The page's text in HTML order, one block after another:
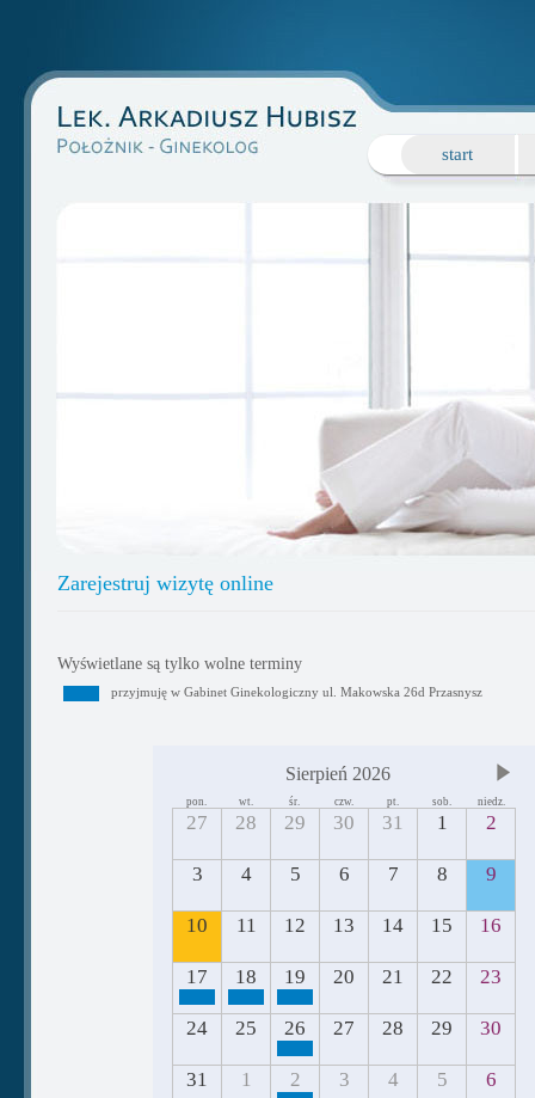
start
Zarejestruj wizytę online
Wyświetlane są tylko wolne terminy
przyjmuję w Gabinet Ginekologiczny ul. Makowska 26d Przasnysz
Sierpień 2026
pon. wt. śr. czw. pt. sob. niedz.
27 28 29 30 31 1 2
3 4 5 6 7 8 9
10 11 12 13 14 15 16
17 18 19 20 21 22 23
24 25 26 27 28 29 30
31 1 2 3 4 5 6